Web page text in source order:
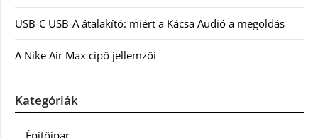
USB-C USB-A átalakító: miért a Kácsa Audió a megoldás
A Nike Air Max cipő jellemzői
Kategóriák